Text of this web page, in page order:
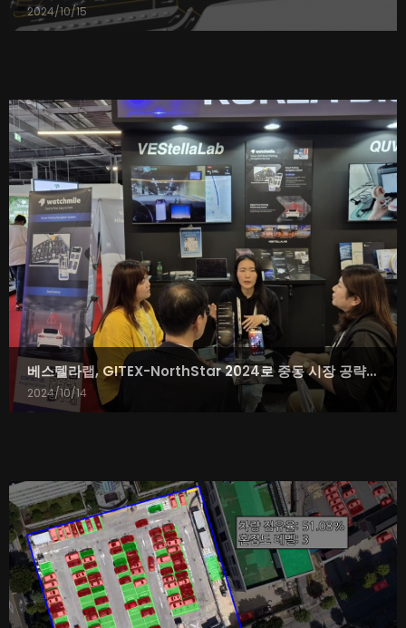
2024/10/15
베스텔라랩, GITEX-NorthStar 2024로 중동 시장 공략 본격화
2024/10/14